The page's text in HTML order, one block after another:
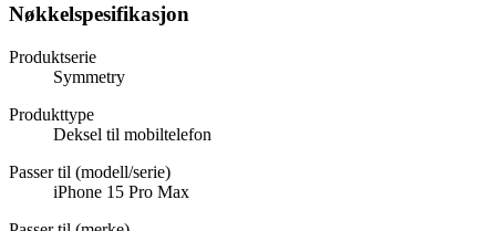
Nøkkelspesifikasjon
Produktserie
Symmetry
Produkttype
Deksel til mobiltelefon
Passer til (modell/serie)
iPhone 15 Pro Max